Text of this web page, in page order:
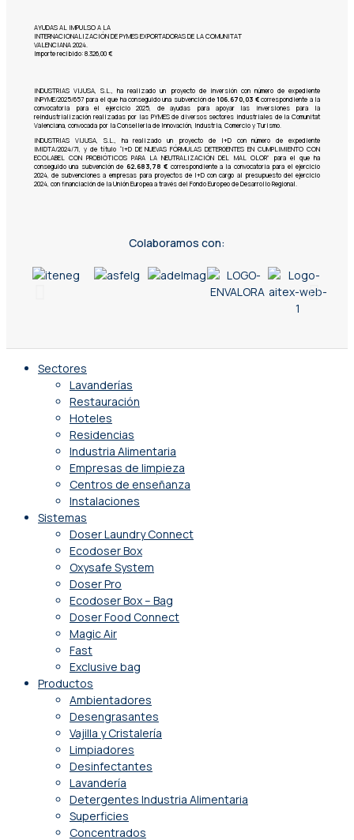
AYUDAS AL IMPULSO A LA
INTERNACIONALIZACIÓN DE PYMES EXPORTADORAS DE LA COMUNITAT
VALENCIANA 2024.
Importe recibido: 8.326,00 €
INDUSTRIAS VIJUSA, S.L.,ha realizado un proyecto de inversión con número de expediente
INPYME/2025/657 para el que ha conseguido una subvención de106.670,03 €correspondiente a la
convocatoria para el ejercicio 2025, de ayudas para apoyar las inversiones para la
reindustrialización realizadas por las PYMES de diversos sectores industriales de la Comunitat
Valenciana, convocada por la Conselleria de Innovación, Industria, Comercio y Turismo.
INDUSTRIAS VIJUSA, S.L., ha realizado un proyecto de I+D con número de expediente
IMIDTA/2024/71, y de título “I+D DE NUEVAS FÓRMULAS DETERGENTES EN CUMPLIMIENTO CON
ECOLABEL CON PROBIÓTICOS PARA LA NEUTRALIZACIÓN DEL MAL OLOR” para el que ha
conseguido una subvención de 62.683,78 € correspondiente a la convocatoria para el ejercicio
2024, de subvenciones a empresas para proyectos de I+D con cargo al presupuesto del ejercicio
2024, con financiación de la Unión Europea a través del Fondo Europeo de Desarrollo Regional.
Colaboramos con:
Sectores
Lavanderías
Restauración
Hoteles
Residencias
Industria Alimentaria
Empresas de limpieza
Centros de enseñanza
Instalaciones
Sistemas
Doser Laundry Connect​
Ecodoser Box
Oxysafe System
Doser Pro
Ecodoser Box – Bag
Doser Food Connect
Magic Air
Fast
Exclusive bag
Productos
Ambientadores
Desengrasantes
Vajilla y Cristalería
Limpiadores
Desinfectantes
Lavandería
Detergentes Industria Alimentaria
Superficies
Concentrados